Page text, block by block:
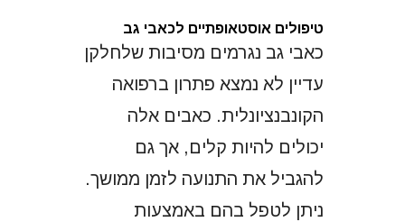
טיפולים אוסטאופתיים לכאבי גב
כאבי גב נגרמים מסיבות שלחלקן
עדיין לא נמצא פתרון ברפואה
הקונבנציונלית. כאבים אלה
יכולים להיות קלים, אך גם
להגביל את התנועה לזמן ממושך.
ניתן לטפל בהם באמצעות